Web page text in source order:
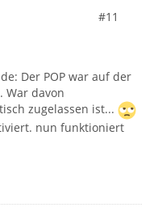
#11
Der POP war auf der
War davon
zugelassen ist...
nun funktioniert